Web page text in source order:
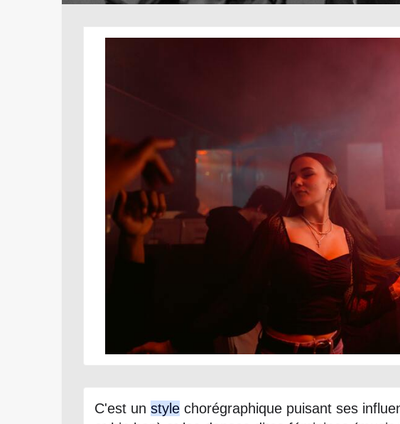
C'est un style chorégraphique puisant ses